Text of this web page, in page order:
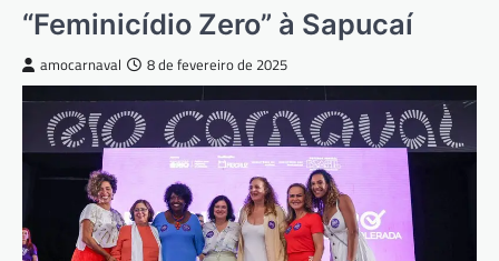
“Feminicídio Zero” à Sapucaí
amocarnaval 8 de fevereiro de 2025